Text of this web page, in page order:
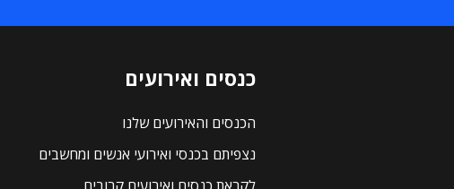
כנסים ואירועים
הכנסים והאירועים שלנו
נצפיתם בכנסי ואירועי אנשים ומחשבים